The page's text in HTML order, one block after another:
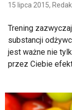
15 lipca 2015,
Trening
substancji
jest ważne nie
przez Ciebie